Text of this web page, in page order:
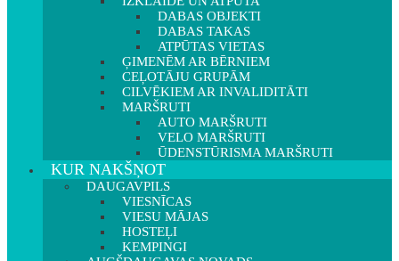
DABAS OBJEKTI
DABAS TAKAS
ATPŪTAS VIETAS
ĢIMENĒM AR BĒRNIEM
CEĻOTĀJU GRUPĀM
CILVĒKIEM AR INVALIDITĀTI
MARŠRUTI
AUTO MARŠRUTI
VELO MARŠRUTI
ŪDENSTŪRISMA MARŠRUTI
KUR NAKŠŅOT
DAUGAVPILS
VIESNĪCAS
VIESU MĀJAS
HOSTEĻI
KEMPINGI